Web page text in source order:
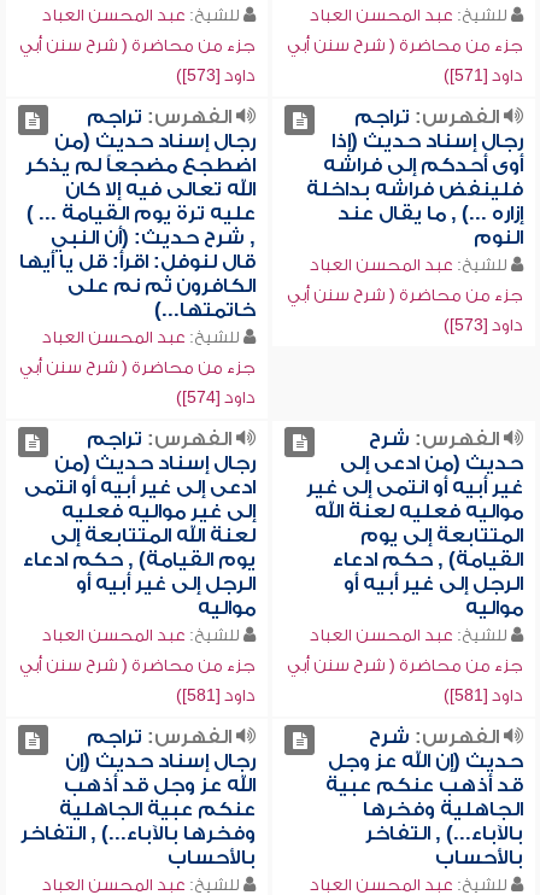
للشيخ: عبد المحسن العباد
جزء من محاضرة ( شرح سنن أبي
داود [571])
للشيخ: عبد المحسن العباد
جزء من محاضرة ( شرح سنن أبي
داود [573])
الفهرس: تراجم
رجال إسناد حديث (إذا
أوى أحدكم إلى فراشه
فلينفض فراشه بداخلة
إزاره ...) , ما يقال عند
النوم
للشيخ: عبد المحسن العباد
جزء من محاضرة ( شرح سنن أبي
داود [573])
الفهرس: تراجم
رجال إسناد حديث (من
اضطجع مضجعاً لم يذكر
الله تعالى فيه إلا كان
عليه ترة يوم القيامة ... )
, شرح حديث: (أن النبي
قال لنوفل: اقرأ: قل يا أيها
الكافرون ثم نم على
خاتمتها...)
للشيخ: عبد المحسن العباد
جزء من محاضرة ( شرح سنن أبي
داود [574])
الفهرس: شرح
حديث (من ادعى إلى
غير أبيه أو انتمى إلى غير
مواليه فعليه لعنة الله
المتتابعة إلى يوم
القيامة) , حكم ادعاء
الرجل إلى غير أبيه أو
مواليه
للشيخ: عبد المحسن العباد
جزء من محاضرة ( شرح سنن أبي
داود [581])
الفهرس: تراجم
رجال إسناد حديث (من
ادعى إلى غير أبيه أو انتمى
إلى غير مواليه فعليه
لعنة الله المتتابعة إلى
يوم القيامة) , حكم ادعاء
الرجل إلى غير أبيه أو
مواليه
للشيخ: عبد المحسن العباد
جزء من محاضرة ( شرح سنن أبي
داود [581])
الفهرس: شرح
حديث (إن الله عز وجل
قد أذهب عنكم عبية
الجاهلية وفخرها
بالآباء...) , التفاخر
بالأحساب
للشيخ: عبد المحسن العباد
الفهرس: تراجم
رجال إسناد حديث (إن
الله عز وجل قد أذهب
عنكم عبية الجاهلية
وفخرها بالآباء...) , التفاخر
بالأحساب
للشيخ: عبد المحسن العباد